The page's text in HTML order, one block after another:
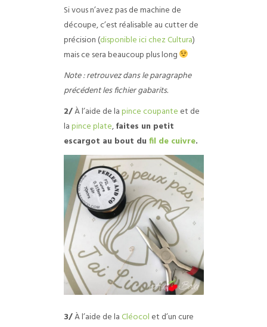
Si vous n’avez pas de machine de
découpe, c’est réalisable au cutter de
précision (disponible ici chez Cultura)
mais ce sera beaucoup plus long
Note : retrouvez dans le paragraphe
précédent les fichier gabarits.
2/À l’aide de lapince coupante et de
lapince plate,faites un petit
escargot au bout du fil de cuivre.
3/À l’aide de laCléocol et d’un cure